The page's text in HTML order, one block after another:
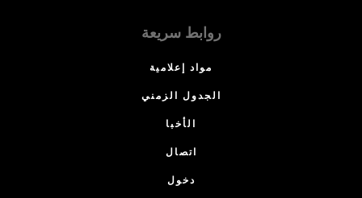
روابط سريعة
مواد إعلامية
الجدول الزمني
الأخبا
اتصال
دخول